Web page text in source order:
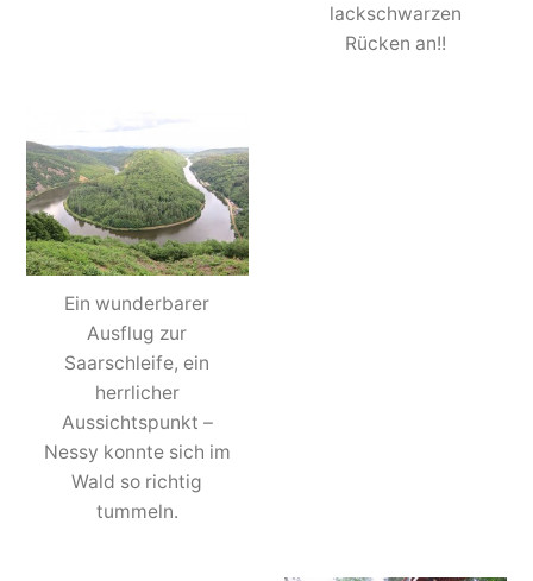
lackschwarzen
Rücken an!!
Ein wunderbarer
Ausflug zur
Saarschleife, ein
herrlicher
Aussichtspunkt –
Nessy konnte sich im
Wald so richtig
tummeln.